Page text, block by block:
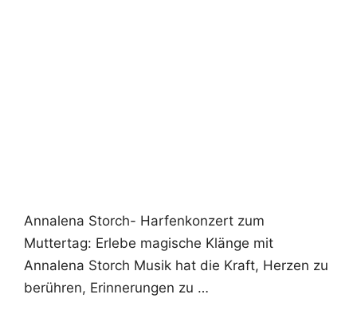
Annalena Storch- Harfenkonzert zum
Muttertag: Erlebe magische Klänge mit
Annalena Storch Musik hat die Kraft, Herzen zu
berühren, Erinnerungen zu …